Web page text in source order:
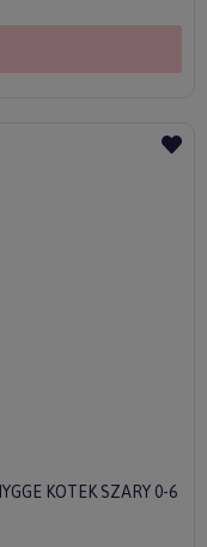
KOTEK SZARY 0-6